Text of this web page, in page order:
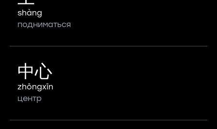
shàng
подниматься
中心
zhōngxīn
центр